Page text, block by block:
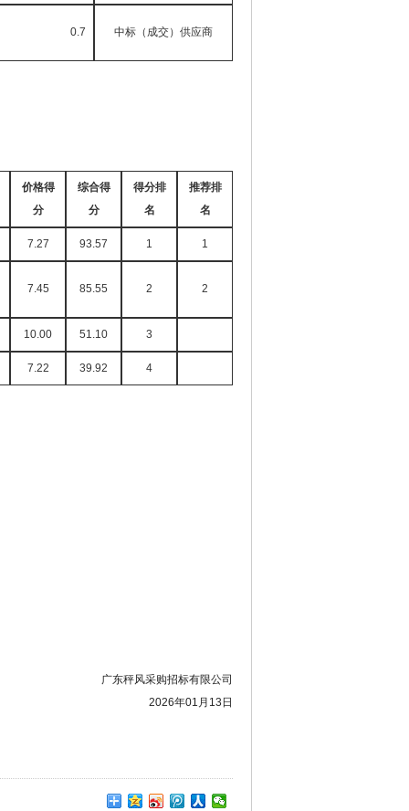
0.7 中标（成交）供应商
价格得
分
综合得
分
得分排
名
推荐排
名
7.27 93.57 1 1
7.45 85.55 2 2
10.00 51.10 3
7.22 39.92 4
广东秤风采购招标有限公司
2026年01月13日